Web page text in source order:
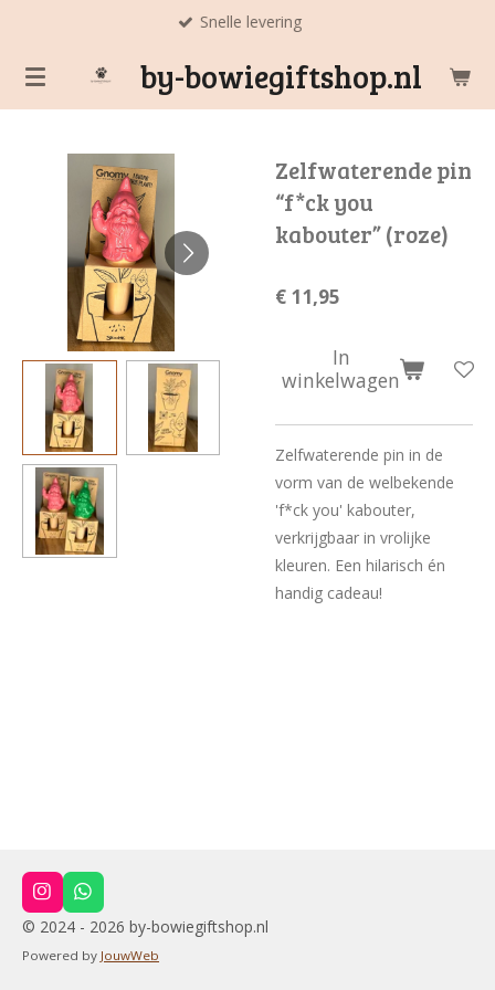
naar
de
by-bowiegiftshop.nl
Snelle levering
Zelfwaterende pin
“f*ck you
kabouter” (roze)
€ 11,95
In
winkelwagen
Zelfwaterende pin in de
vorm van de welbekende
'f*ck you' kabouter,
verkrijgbaar in vrolijke
kleuren. Een hilarisch én
handig cadeau!
I
n
s
t
W
h
a
t
© 2024 - 2026 by-bowiegiftshop.nl
Powered by JouwWeb